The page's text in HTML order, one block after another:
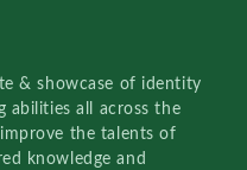
& showcase of identity
abilities all across the
the talents of
knowledge and